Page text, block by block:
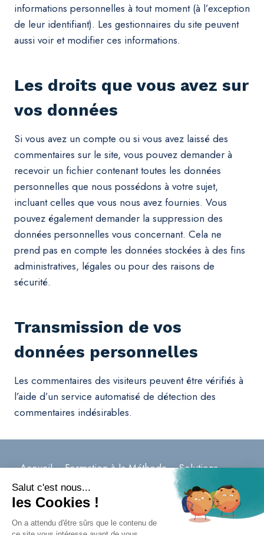
informations personnelles à tout moment (à l’exception
de leur identifiant). Les gestionnaires du site peuvent
aussi voir et modifier ces informations.
Les droits que vous avez sur
vos données
Si vous avez un compte ou si vous avez laissé des
commentaires sur le site, vous pouvez demander à
recevoir un fichier contenant toutes les données
personnelles que nous possédons à votre sujet,
incluant celles que vous nous avez fournies. Vous
pouvez également demander la suppression des
données personnelles vous concernant. Cela ne
prend pas en compte les données stockées à des fins
administratives, légales ou pour des raisons de
sécurité.
Transmission de vos
données personnelles
Les commentaires des visiteurs peuvent être vérifiés à
l’aide d’un service automatisé de détection des
commentaires indésirables.
Accueil Formation à la Méthode
Solutions
Le Cabinet
Contacter